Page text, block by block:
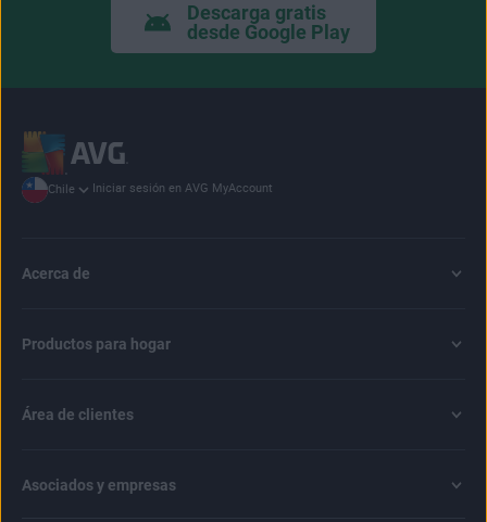
Descarga gratis
desde Google Play
Chile Iniciar sesión en AVG MyAccount
Acerca de
Productos para hogar
Área de clientes
Asociados y empresas